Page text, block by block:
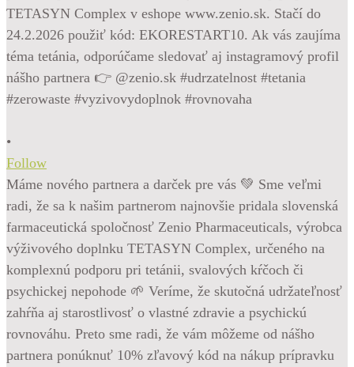
•
Follow
Máme nového partnera a darček pre vás 💚 Sme veľmi
radi, že sa k našim partnerom najnovšie pridala slovenská
farmaceutická spoločnosť Zenio Pharmaceuticals, výrobca
výživového doplnku TETASYN Complex, určeného na
komplexnú podporu pri tetánii, svalových kŕčoch či
psychickej nepohode 🌱 Veríme, že skutočná udržateľnosť
zahŕňa aj starostlivosť o vlastné zdravie a psychickú
rovnováhu. Preto sme radi, že vám môžeme od nášho
partnera ponúknuť 10% zľavový kód na nákup prípravku